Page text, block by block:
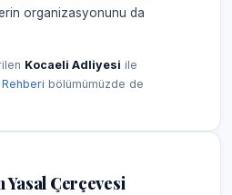
organizasyonunu da
Kocaeli Adliyesi ile
bölümümüzde de
Yasal Çerçevesi